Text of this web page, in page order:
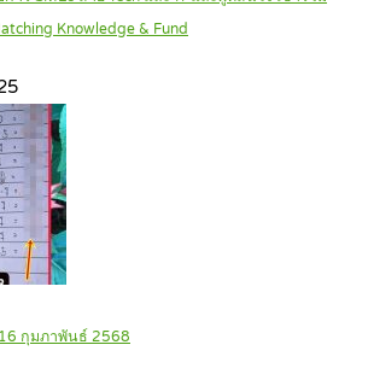
Knowledge & Fund
กุมภาพันธ์ 2568